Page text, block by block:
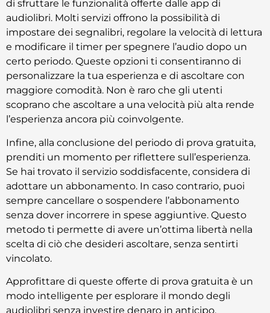
di sfruttare le funzionalità offerte dalle app di
audiolibri. Molti servizi offrono la possibilità di
impostare dei segnalibri, regolare la velocità di lettura
e modificare il timer per spegnere l’audio dopo un
certo periodo. Queste opzioni ti consentiranno di
personalizzare la tua esperienza e di ascoltare con
maggiore comodità. Non è raro che gli utenti
scoprano che ascoltare a una velocità più alta rende
l’esperienza ancora più coinvolgente.
Infine, alla conclusione del periodo di prova gratuita,
prenditi un momento per riflettere sull’esperienza.
Se hai trovato il servizio soddisfacente, considera di
adottare un abbonamento. In caso contrario, puoi
sempre cancellare o sospendere l’abbonamento
senza dover incorrere in spese aggiuntive. Questo
metodo ti permette di avere un’ottima libertà nella
scelta di ciò che desideri ascoltare, senza sentirti
vincolato.
Approfittare di queste offerte di prova gratuita è un
modo intelligente per esplorare il mondo degli
audiolibri senza investire denaro in anticipo.